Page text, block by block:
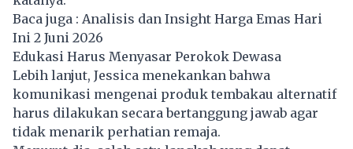
Baca juga : Analisis dan Insight Harga Emas Hari
Ini 2 Juni 2026
Edukasi Harus Menyasar Perokok Dewasa
Lebih lanjut, Jessica menekankan bahwa
komunikasi mengenai produk tembakau alternatif
harus dilakukan secara bertanggung jawab agar
tidak menarik perhatian remaja.